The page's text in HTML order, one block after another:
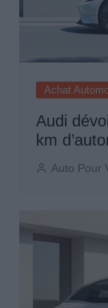
Achat
Audi
km
Auto Pour